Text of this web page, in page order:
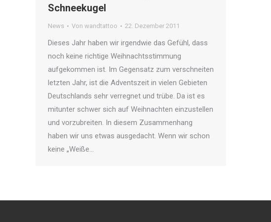
Schneekugel
News Von wandtattoo 22. Dezember 2011
Dieses Jahr haben wir irgendwie das Gefühl, dass
noch keine richtige Weihnachtsstimmung
aufgekommen ist. Im Gegensatz zum verschneiten
letzten Jahr, ist die Adventszeit in vielen Gebieten
Deutschlands sehr verregnet und trübe. Da ist es
mitunter schwer sich auf Weihnachten einzustellen
und vorzubreiten. In diesem Zusammenhang
haben wir uns etwas ausgedacht. Wenn wir schon
keine „Weiße…